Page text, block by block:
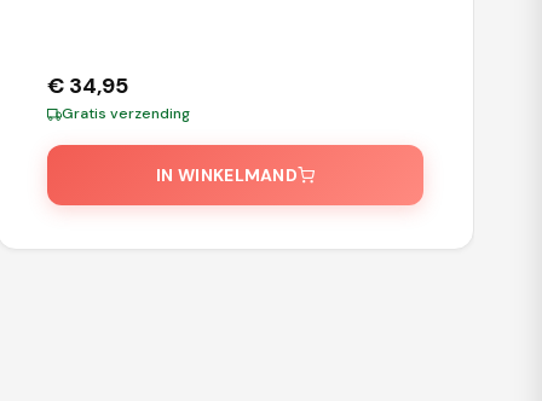
€ 34,95
Gratis verzending
IN WINKELMAND